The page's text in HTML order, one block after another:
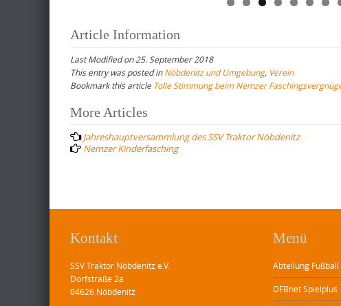
Article Information
Last Modified on 25. September 2018
This entry was posted inNöbdenitz und Umgebung, Verein
Bookmark this article Tolle Stimmung beim Nemzer
Post
navigation
More Articles
Jahreshauptversammlung des SSV Traktor Nöbdenitz
Nemzer Kinderfasching
Kontakt
SSV Traktor Nöbdenitz e.V.
Dorfstraße 2a
04626 Nöbdenitz
Menü
Abteilung Fußball
DFBnet Spielplus